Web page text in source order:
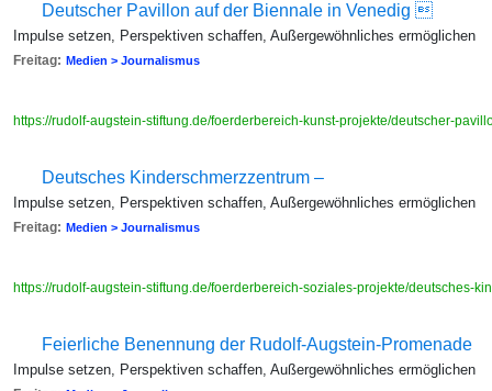
Deutscher Pavillon auf der Biennale in Venedig 
Impulse setzen, Perspektiven schaffen, Außergewöhnliches ermöglichen
Freitag: Medien > Journalismus
https://rudolf-augstein-stiftung.de/foerderbereich-kunst-projekte/deutscher-
Deutsches Kinderschmerzzentrum –
Impulse setzen, Perspektiven schaffen, Außergewöhnliches ermöglichen
Freitag: Medien > Journalismus
https://rudolf-augstein-stiftung.de/foerderbereich-soziales-projekte/deutsches-
Feierliche Benennung der Rudolf-Augstein-Promenade
Impulse setzen, Perspektiven schaffen, Außergewöhnliches ermöglichen